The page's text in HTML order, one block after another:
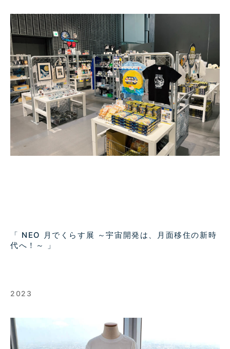
「 NEO 月でくらす展 ～宇宙開発は、月面移住の新時
代へ！～ 」
2023